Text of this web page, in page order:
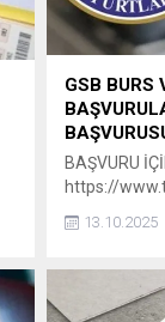
GSB BURS
BAŞVURU
https://
basvurusu
13.10.2025